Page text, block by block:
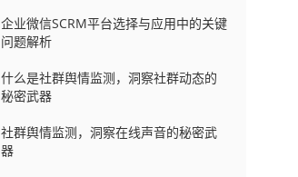
企业微信SCRM平台选择与应用中的关键
问题解析
什么是社群舆情监测，洞察社群动态的
秘密武器
社群舆情监测，洞察在线声音的秘密武
器